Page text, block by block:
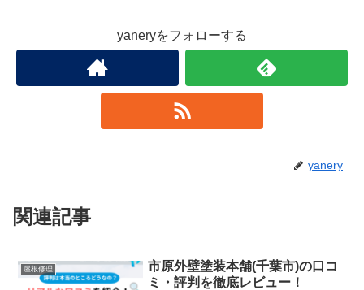
yaneryをフォローする
yanery
関連記事
屋根修理
市原外壁塗装本舗(千葉市)の口コ
ミ・評判を徹底レビュー！